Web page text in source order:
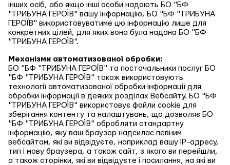
інших осіб, або якщо інші особи надають БО "БФ
"ТРИБУНА ГЕРОЇВ" вашу інформацію, БО "БФ "ТРИБУНА
ГЕРОЇВ" використовуватиме цю інформацію лише для
конкретних цілей, для яких вона була надана БО "БФ
"ТРИБУНА ГЕРОЇВ".
Механізми автоматизованої обробки:
БО "БФ "ТРИБУНА ГЕРОЇВ" та постачальники послуг БО
"БФ "ТРИБУНА ГЕРОЇВ" також використовують
технології автоматизованої обробки інформації для
обробки інформації в деяких розділах Вебсайту. БО "БФ
"ТРИБУНА ГЕРОЇВ" використовує файли cookie для
зберігання контенту та налаштувань, що дозволяє БО
"БФ "ТРИБУНА ГЕРОЇВ" обробляти стандартну
інформацію, яку ваш браузер надсилає певним
вебсайтам, які ви відвідуєте, наприклад вашу IP-адресу,
тип і мову браузера, а також сайт, з якого ви перейшли,
а також сторінки, які ви відвідуєте і посилання, на які ви